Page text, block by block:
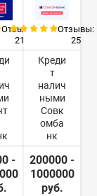
Отзывы:
21
-
Отзывы:
25
Креди
т
налич
ными
Совк
омба
нк
200000 -
1000000
руб.